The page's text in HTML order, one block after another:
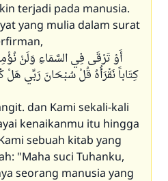
terjadi pada manusia.
yang mulia dalam surat
أَوْ تَرْقَى فِي السَّمَاءِ وَلَنْ
كِتَاباً نَقْرَأُهُ قُلْ سُبْحَانَ رَبِّي هَلْ
dan Kami sekali-kali
kenaikanmu itu hingga
sebuah kitab yang
"Maha suci Tuhanku,
seorang manusia yang